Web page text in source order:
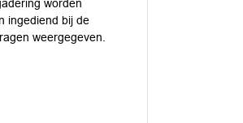
worden
ingediend bij de
weergegeven.